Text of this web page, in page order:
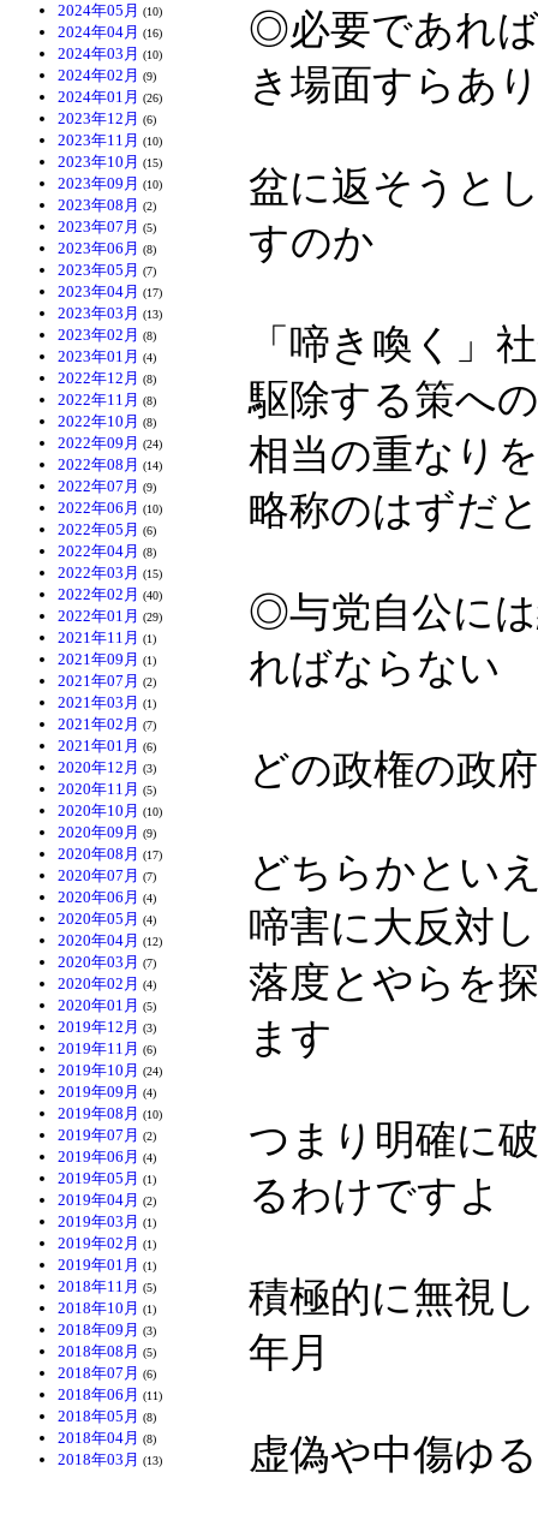
2024年05月 (10)
2024年04月 (16)
2024年03月 (10)
2024年02月 (9)
2024年01月 (26)
2023年12月 (6)
2023年11月 (10)
2023年10月 (15)
2023年09月 (10)
2023年08月 (2)
2023年07月 (5)
2023年06月 (8)
2023年05月 (7)
2023年04月 (17)
2023年03月 (13)
2023年02月 (8)
2023年01月 (4)
2022年12月 (8)
2022年11月 (8)
2022年10月 (8)
2022年09月 (24)
2022年08月 (14)
2022年07月 (9)
2022年06月 (10)
2022年05月 (6)
2022年04月 (8)
2022年03月 (15)
2022年02月 (40)
2022年01月 (29)
2021年11月 (1)
2021年09月 (1)
2021年07月 (2)
2021年03月 (1)
2021年02月 (7)
2021年01月 (6)
2020年12月 (3)
2020年11月 (5)
2020年10月 (10)
2020年09月 (9)
2020年08月 (17)
2020年07月 (7)
2020年06月 (4)
2020年05月 (4)
2020年04月 (12)
2020年03月 (7)
2020年02月 (4)
2020年01月 (5)
2019年12月 (3)
2019年11月 (6)
2019年10月 (24)
2019年09月 (4)
2019年08月 (10)
2019年07月 (2)
2019年06月 (4)
2019年05月 (1)
2019年04月 (2)
2019年03月 (1)
2019年02月 (1)
2019年01月 (1)
2018年11月 (5)
2018年10月 (1)
2018年09月 (3)
2018年08月 (5)
2018年07月 (6)
2018年06月 (11)
2018年05月 (8)
2018年04月 (8)
2018年03月 (13)
◎必要であれ
き場面すらあ
盆に返そうと
すのか
「啼き喚く」
駆除する策へ
相当の重なり
略称のはずだ
◎与党自公に
ればならない
どの政権の政
どちらかとい
啼害に大反対
落度とやらを
ます
つまり明確に
るわけですよ
積極的に無視
年月
虚偽や中傷ゆ